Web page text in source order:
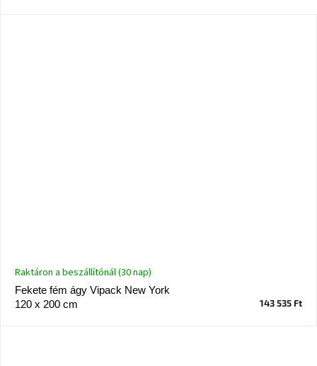
Fekete fém ágy Vipack New York
120 x 200 cm
Raktáron a beszállítónál (30 nap)
143 535 Ft